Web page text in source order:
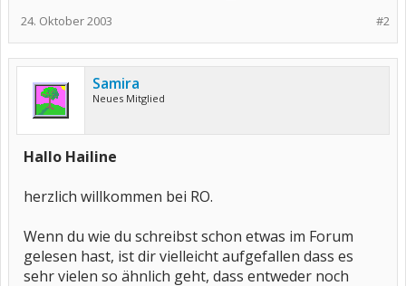
#2
24. Oktober 2003
Samira
Neues Mitglied
Hallo Hailine
herzlich willkommen bei RO.
Wenn du wie du schreibst schon etwas im Forum
gelesen hast, ist dir vielleicht aufgefallen dass es
sehr vielen so ähnlich geht, dass entweder noch